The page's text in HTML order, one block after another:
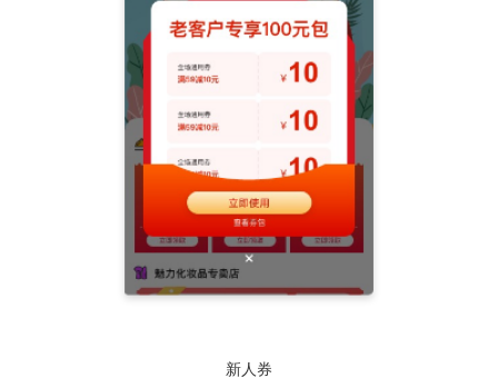
新人券